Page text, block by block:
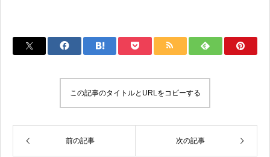
この記事のタイトルとURLをコピーする
前の記事 次の記事